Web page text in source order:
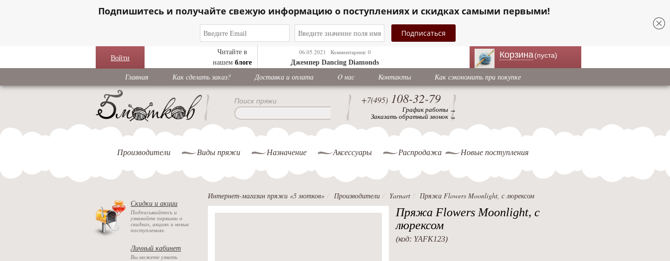
Подпишитесь и получайте свежую информацию о поступлениях и скидках самыми первыми!
Войти
Читайте в
нашем блоге
06.05.2021
Комментариев: 0
Джемпер Dancing Diamonds
Корзина(пуста)
Главная Как сделать заказ? Доставка и оплата O нас Контакты Как сэкономить при покупке
Поиск пряжи +7(495) 108-32-79
График работы →
Заказать обратный звонок →
Производители Виды пряжи Назначение Аксессуары Распродажа Новые поступления
Скидки и акции
Подписывайтесь и
узнавайте первыми о
скидках, акциях и новых
поступлениях.
Личный кабинет
Вы можете узнать
Интернет-магазин пряжи «5 мотков» Производители Yarnart Пряжа Flowers Moonlight, с люрексом
Пряжа Flowers Moonlight, с
люрексом
(код: YAFK123)